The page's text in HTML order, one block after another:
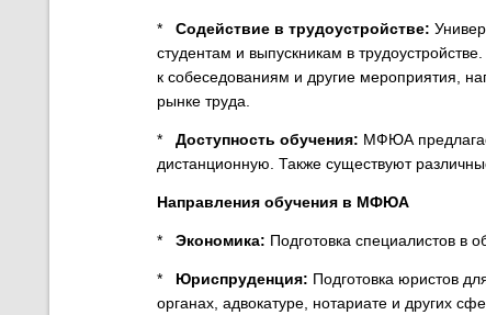
* Содействие в трудоустройстве:
студентам и выпускникам в
к собеседованиям и другие мероприятия,
рынке труда.
* Доступность обучения: МФЮА
дистанционную. Также существуют
Направления обучения в МФЮА
* Экономика: Подготовка специалистов в
* Юриспруденция: Подготовка юристов
органах, адвокатуре, нотариате и других